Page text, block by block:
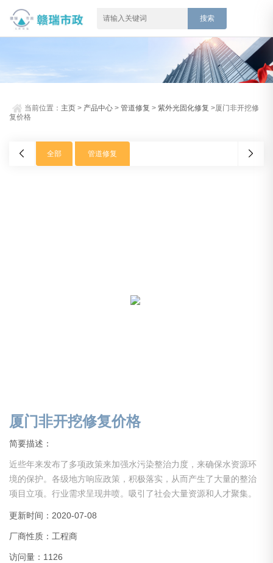
当前位置： 主页 > 产品中心 >管道修复 >紫外光固化修复 >厦门非开挖修
复价格
全部 管道修复
厦门非开挖修复价格
简要描述：
近些年来发布了多项政策来加强水污染整治力度，来确保水资源环
境的保护。各级地方响应政策，积极落实，从而产生了大量的整治
项目立项。行业需求呈现井喷。吸引了社会大量资源和人才聚集。
故层出，施工质量难以得到保证。还有些企业，没经验，没资质，
甚至缺少项目所需启动资金就仓促上马，以上综合原因导致行业乱
象林立。
更新时间：2020-07-08
厂商性质：工程商
访问量：1126